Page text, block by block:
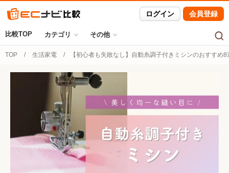
ログイン 会員登録
比較TOP カテゴリ その他
TOP 生活家電 【初心者も失敗なし】自動糸調子付きミシンのおすすめ